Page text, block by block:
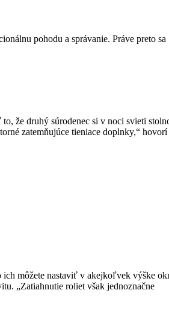
pohodu a správanie. Práve preto sa
že druhý súrodenec si v noci svieti
zatemňujúce tieniace doplnky,“ hovorí
ich môžete nastaviť v akejkoľvek výške
„Zatiahnutie roliet však jednoznačne